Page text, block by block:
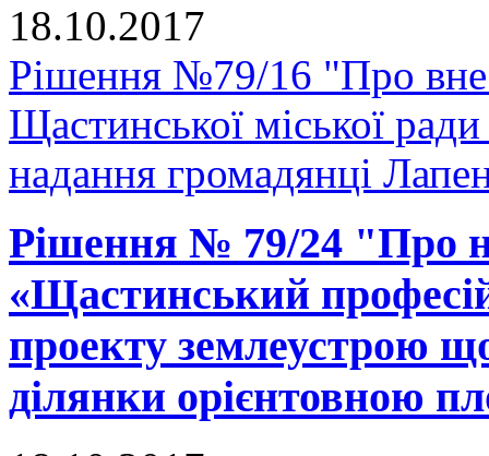
18.10.2017
Рішення №79/16 "Про
Щастинської міської
надання громадянці
Рішення № 79/24 "Про
«Щастинський
проекту землеустрою
ділянки орієнтовною